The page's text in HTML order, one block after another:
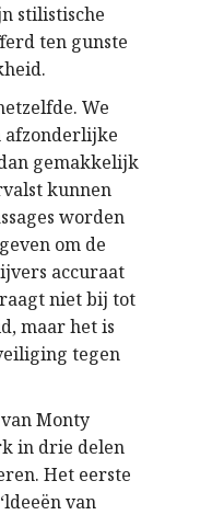
stilistische
ten gunste
We
afzonderlijke
gemakkelijk
kunnen
worden
om de
accuraat
niet bij tot
maar het is
tegen
Monty
in drie delen
Het eerste
van